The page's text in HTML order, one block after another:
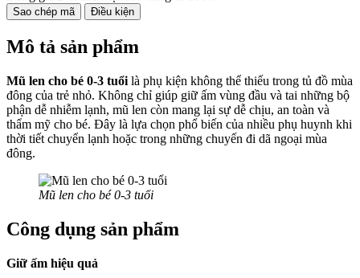
Sao chép mã Điều kiện
Mô tả sản phẩm
Mũ len cho bé 0-3 tuổi là phụ kiện không thể thiếu trong tủ đồ mùa
đông của trẻ nhỏ. Không chỉ giúp giữ ấm vùng đầu và tai những bộ
phận dễ nhiễm lạnh, mũ len còn mang lại sự dễ chịu, an toàn và
thẩm mỹ cho bé. Đây là lựa chọn phổ biến của nhiều phụ huynh khi
thời tiết chuyển lạnh hoặc trong những chuyến đi dã ngoại mùa
đông.
Mũ len cho bé 0-3 tuổi
Công dụng sản phẩm
Giữ ấm hiệu quả